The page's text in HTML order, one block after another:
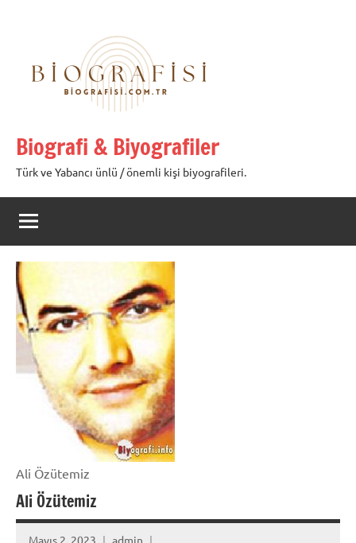
Biografi & Biyografiler
Türk ve Yabancı ünlü / önemli kişi biyografileri.
Ali Özütemiz
Ali Özütemiz
Mayıs 2, 2023 admin